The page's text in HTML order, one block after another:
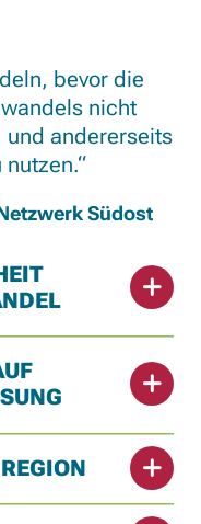
bevor die
nicht
andererseits
nutzen.
Südost